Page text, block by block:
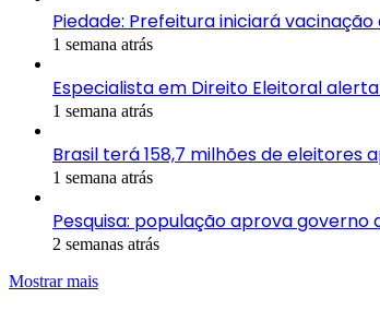
Piedade: Prefeitura iniciará
1 semana atrás
Especialista em Direito Eleitoral
1 semana atrás
Brasil terá 158,7 milhões de eleitores
1 semana atrás
Pesquisa: população aprova governo
2 semanas atrás
Mostrar mais